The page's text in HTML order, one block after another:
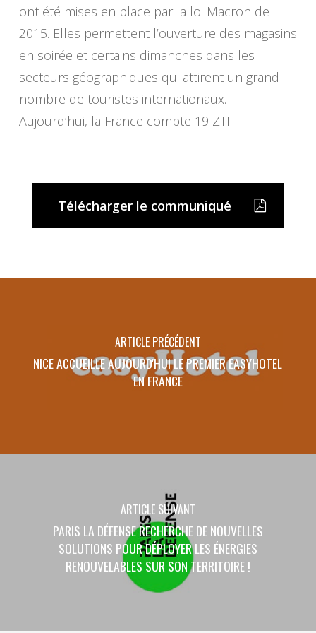
ont été mises en place par la loi Macron de
2015. Elles permettent l’ouverture des magasins
en soirée et certains dimanches dans les
secteurs géographiques qui attirent un grand
nombre de touristes internationaux.
Aujourd’hui, la France compte 19 ZTI.
Télécharger le communiqué
ARTICLE PRÉCÉDENT
NICE ACCUEILLE AUJOURD'HUI LE PREMIER EASYHOTEL
EN FRANCE
ARTICLE SUIVANT
PARIS LA DÉFENSE RECHERCHE DE NOUVELLES
SOLUTIONS POUR DÉPLOYER LES ÉNERGIES
RENOUVELABLES SUR SON TERRITOIRE !